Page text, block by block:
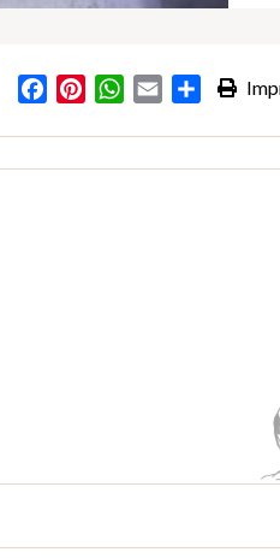
FacebookPinterestWhatsApp
Email Partilhar